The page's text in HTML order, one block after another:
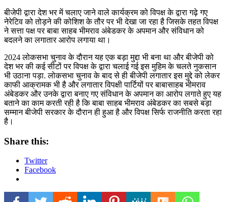
बीजेपी द्वारा देश भर में चलाए जाने वाले कार्यक्रम को विपक्ष के द्वारा गढ़े गए
नेरेटिव को तोड़ने की कोशिश के तौर पर भी देखा जा रहा है जिसके तहत विपक्ष
ने सत्ता पक्ष पर बाबा साहब भीमराव अंबेडकर के अपमान और संविधान को
बदलने का लगातार आरोप लगाया था।
2024 लोकसभा चुनाव के दौरान यह एक बड़ा मुद्दा भी बना था और बीजेपी को
देश भर की कई सीटों पर विपक्ष के द्वारा चलाई गई इस मुहिम के चलते नुकसान
भी उठाना पड़ा. लोकसभा चुनाव के बाद से ही बीजेपी लगातार इस मुद्दे को लेकर
काफी आक्रामक भी है और लगातार विपक्षी पार्टियों पर बाबासाहब भीमराव
अंबेडकर और उनके द्वारा बनाए गए संविधान के अपमान का आरोप लगाते हुए यह
बताने का काम करती रही है कि बाबा साहब भीमराव अंबेडकर का सबसे बड़ा
सम्मान बीजेपी सरकार के दौरान ही हुआ है और विपक्ष सिर्फ राजनीति करता रहा
है।
Share this:
Twitter
Facebook